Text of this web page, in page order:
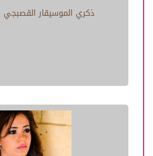
ذكري الموسيقار